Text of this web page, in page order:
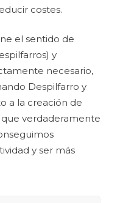
costes.
el sentido de
y
necesario,
Despilfarro y
a la creación de
verdaderamente
y ser más